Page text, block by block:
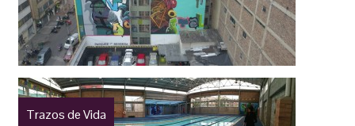
Trazos de Vida